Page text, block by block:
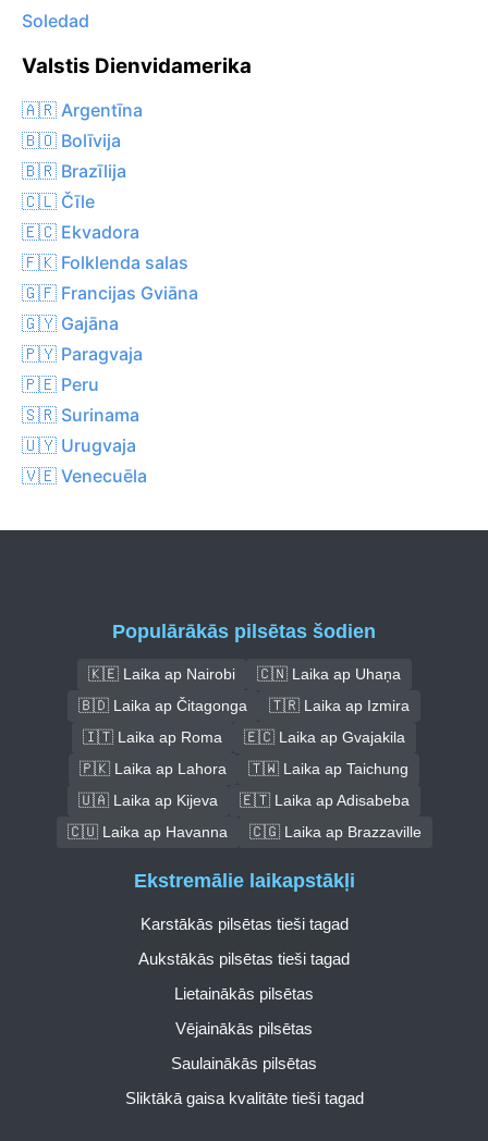
Soledad
Valstis Dienvidamerika
🇦🇷 Argentīna
🇧🇴 Bolīvija
🇧🇷 Brazīlija
🇨🇱 Čīle
🇪🇨 Ekvadora
🇫🇰 Folklenda salas
🇬🇫 Francijas Gviāna
🇬🇾 Gajāna
🇵🇾 Paragvaja
🇵🇪 Peru
🇸🇷 Surinama
🇺🇾 Urugvaja
🇻🇪 Venecuēla
Populārākās pilsētas šodien
🇰🇪 Laika ap Nairobi
🇨🇳 Laika ap Uhaņa
🇧🇩 Laika ap Čitagonga
🇹🇷 Laika ap Izmira
🇮🇹 Laika ap Roma
🇪🇨 Laika ap Gvajakila
🇵🇰 Laika ap Lahora
🇹🇼 Laika ap Taichung
🇺🇦 Laika ap Kijeva
🇪🇹 Laika ap Adisabeba
🇨🇺 Laika ap Havanna
🇨🇬 Laika ap Brazzaville
Ekstremālie laikapstākļi
Karstākās pilsētas tieši tagad
Aukstākās pilsētas tieši tagad
Lietainākās pilsētas
Vējainākās pilsētas
Saulainākās pilsētas
Sliktākā gaisa kvalitāte tieši tagad